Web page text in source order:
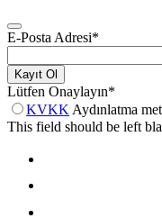
E-Posta Adresi*
Kayıt Ol
Lütfen Onaylayın*
KVKK Aydınlatma
This field should be left